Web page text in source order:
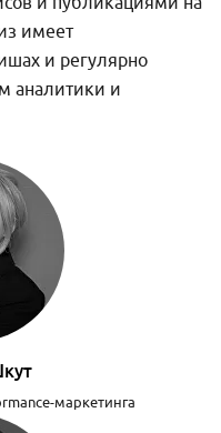
имеет
и регулярно
аналитики и
маркетинга